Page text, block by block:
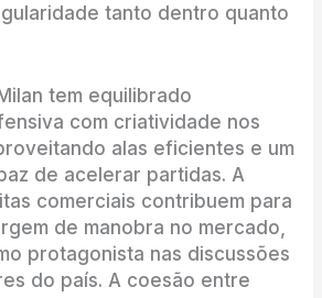
tanto dentro quanto
tem equilibrado
com criatividade nos
alas eficientes e um
de acelerar partidas. A
comerciais contribuem para
de manobra no mercado,
protagonista nas discussões
do país. A coesão entre